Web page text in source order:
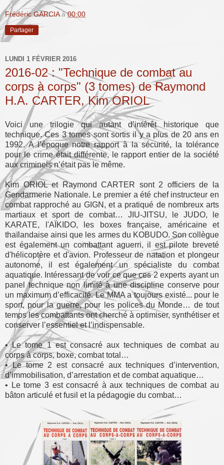
Frédéric GARCIA à00:00
Partager
LUNDI 1 FÉVRIER 2016
2016-02 : "Technique de combat au
corps à corps" (3 tomes) de Raymond
H.A. CARTER, Kim ORIOL
Voici une trilogie qui autant d’intérêt historique que
technique. Ces 3 tomes sont sortis il y a plus de 20 ans en
1992. A l’époque notre rapport à la sécurité, la tolérance
pour le crime était différente, le rapport entier de la société
aux criminels n’était pas le même.
Kim ORIOL et Raymond CARTER sont 2 officiers de la
Gendarmerie Nationale. Le premier a été chef instructeur en
combat rapproché au GIGN, et a pratiqué de nombreux arts
martiaux et sport de combat… JIU-JITSU, le JUDO, le
KARATE, l'AÏKIDO, les boxes française, américaine et
thaïlandaise ainsi que les armes du KOBUDO. Son collègue
est également un combattant aguerri, il est pilote breveté
d'hélicoptère et d'avion. Professeur de natation et plongeur
autonome, il est également un spécialiste du combat
aquatique. Intéressant de voir ce que ces 2 experts ayant un
panel technique non limité à une discipline conserve pour
un maximum d’efficacité. Le MMA a toujours existé... pour le
sport, pour la guerre, pour les polices du Monde… de tout
temps les combattants ont cherché à optimiser, synthétiser et
conserver l’essentiel et l’indispensable.
• Le tome 1 est consacré aux techniques de combat au
corps à corps, boxe, combat total…
• Le tome 2 est consacré aux techniques d’intervention,
d’immobilisation, d’arrestation et de combat aquatique…
• Le tome 3 est consacré à aux techniques de combat au
bâton articulé et fusil et la pédagogie du combat…